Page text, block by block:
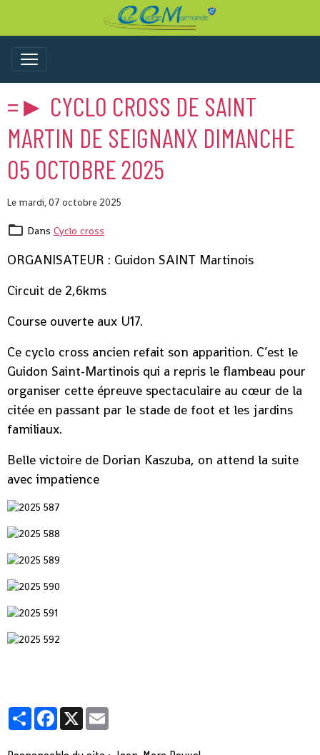
=► CYCLO CROSS DE SAINT
MARTIN DE SEIGNANX DIMANCHE
05 OCTOBRE 2025
Le mardi, 07 octobre 2025
Dans Cyclo cross
ORGANISATEUR : Guidon SAINT Martinois
Circuit de 2,6kms
Course ouverte aux U17.
Ce cyclo cross ancien refait son apparition. C’est le
Guidon Saint-Martinois qui a repris le flambeau pour
organiser cette épreuve spectaculaire au cœur de la
citée en passant par le stade de foot et les jardins
familiaux.
Belle victoire de Dorian Kaszuba, on attend la suite
avec impatience
PartagerFacebook
X